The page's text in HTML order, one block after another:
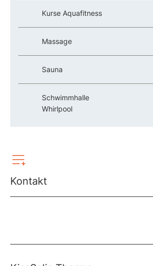
Kurse Aquafitness
Massage
Sauna
Schwimmhalle
Whirlpool
Kontakt